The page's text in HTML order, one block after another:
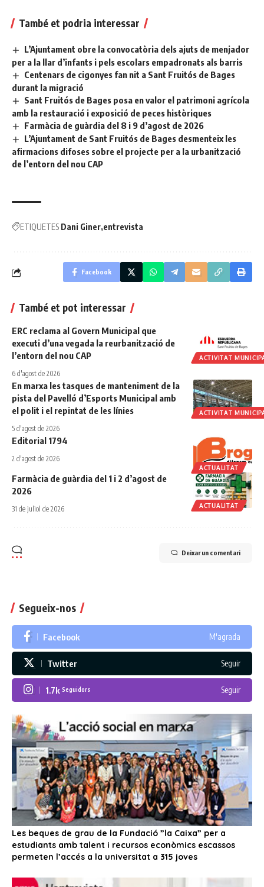
També et podria interessar
L’Ajuntament obre la convocatòria dels ajuts de menjador
per a la llar d’infants i pels escolars empadronats als barris
Centenars de cigonyes fan nit a Sant Fruitós de Bages
durant la migració
Sant Fruitós de Bages posa en valor el patrimoni agrícola
amb la restauració i exposició de peces històriques
Farmàcia de guàrdia del 8 i 9 d’agost de 2026
L’Ajuntament de Sant Fruitós de Bages desmenteix les
afirmacions difoses sobre el projecte per a la urbanització
de l’entorn del nou CAP
ETIQUETES Dani Giner entrevista
Facebook
També et pot interessar
ACTIVITAT
ERC reclama al Govern Municipal que
executi d’una vegada la reurbanització de
l’entorn del nou CAP
6 d'agost de 2026
ACTIVITAT
En marxa les tasques de manteniment de la
pista del Pavelló d’Esports Municipal amb
el polit i el repintat de les línies
5 d'agost de 2026
ACTUALITAT
Editorial 1794
2 d'agost de 2026
ACTUALITAT
Farmàcia de guàrdia del 1 i 2 d’agost de
2026
31 de juliol de 2026
Deixar un comentari
Segueix-nos
Facebook M'agrada
Twitter Seguir
1.7k Seguidors Seguir